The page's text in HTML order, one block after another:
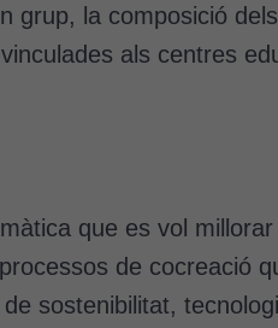
grup, la composició
als centres
que es vol
de cocreació
sostenibilitat,